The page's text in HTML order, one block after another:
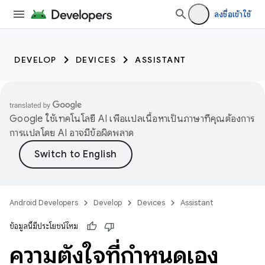
ลงชื่อเข้าใช้
DEVELOP DEVICES ASSISTANT
Google ใช้เทคโนโลยี AI เพื่อแปลเนื้อหาเป็นภาษาที่คุณต้องการ
การแปลโดย AI อาจมีข้อผิดพลาด
Android Developers Develop Devices Assistant
ข้อมูลนี้มีประโยชน์ไหม
ความตั้งใจที่กําหนดเอง